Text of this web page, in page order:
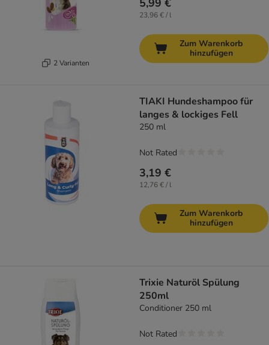
2 Varianten
5,99 €
23,96 € / l
Zum Warenkorb
hinzufügen
TIAKI Hundeshampoo für
langes & lockiges Fell
250 ml
3,19 €
12,76 € / l
Not Rated
Zum Warenkorb
hinzufügen
Trixie Naturöl Spülung
250ml
Conditioner 250 ml
Not Rated